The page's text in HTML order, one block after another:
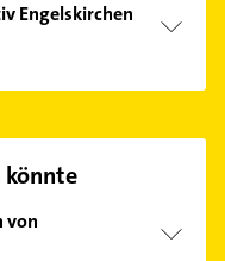
Engelskirchen
könnte
von